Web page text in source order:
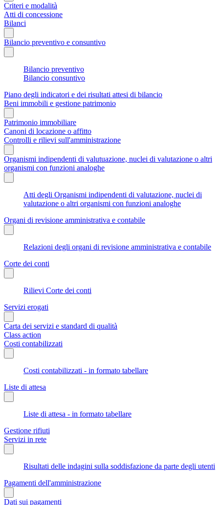
Criteri e modalità
Atti di concessione
Bilanci
Bilancio preventivo e consuntivo
Bilancio preventivo
Bilancio consuntivo
Piano degli indicatori e dei risultati attesi di bilancio
Beni immobili e gestione patrimonio
Patrimonio immobiliare
Canoni di locazione o affitto
Controlli e rilievi sull'amministrazione
Organismi indipendenti di valutuazione, nuclei di valutazione o altri
organismi con funzioni analoghe
Atti degli Organismi indipendenti di valutazione, nuclei di
valutazione o altri organismi con funzioni analoghe
Organi di revisione amministrativa e contabile
Relazioni degli organi di revisione amministrativa e contabile
Corte dei conti
Rilievi Corte dei conti
Servizi erogati
Carta dei servizi e standard di qualità
Class action
Costi contabilizzati
Costi contabilizzati - in formato tabellare
Liste di attesa
Liste di attesa - in formato tabellare
Gestione rifiuti
Servizi in rete
Risultati delle indagini sulla soddisfazione da parte degli utenti
Pagamenti dell'amministrazione
Dati sui pagamenti